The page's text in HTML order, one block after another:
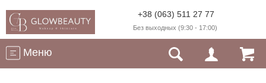
+38 (063) 511 27 77
Без выходных (9:30 - 17:00)
Меню